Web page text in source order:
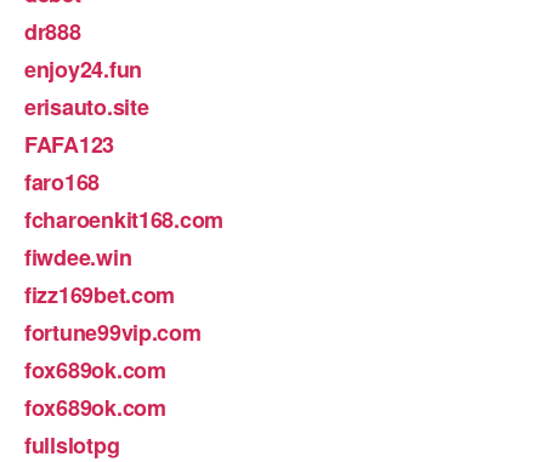
dr888
enjoy24.fun
erisauto.site
FAFA123
faro168
fcharoenkit168.com
fiwdee.win
fizz169bet.com
fortune99vip.com
fox689ok.com
fox689ok.com
fullslotpg